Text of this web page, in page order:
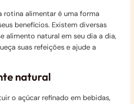
rotina alimentar é uma forma
benefícios. Existem diversas
alimento natural em seu dia a dia,
suas refeições e ajude a
natural
o açúcar refinado em bebidas,